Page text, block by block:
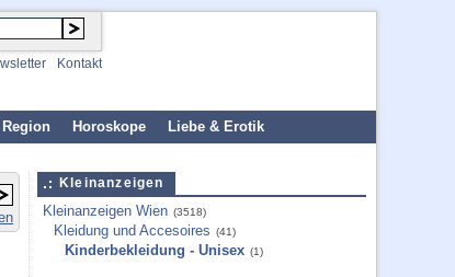
Kontakt
Region Horoskope Liebe & Erotik
Kleinanzeigen
Kleinanzeigen Wien (3518)
Kleidung und Accesoires (41)
Kinderbekleidung - Unisex (1)